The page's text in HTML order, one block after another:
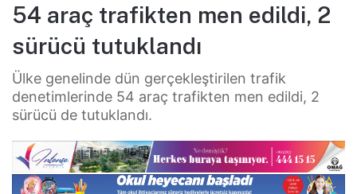
54 araç trafikten men edildi, 2
sürücü tutuklandı
Ülke genelinde dün gerçekleştirilen trafik
denetimlerinde 54 araç trafikten men edildi, 2
sürücü de tutuklandı.